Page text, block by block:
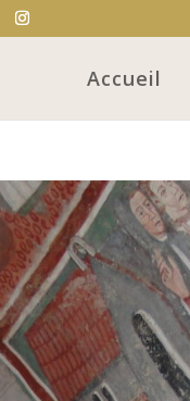
Accueil